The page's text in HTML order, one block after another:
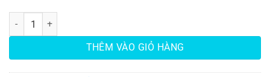
Phòng sơn sấy xe du lịch YS-1000A PLUS EX số lượng
THÊM VÀO GIỎ HÀNG